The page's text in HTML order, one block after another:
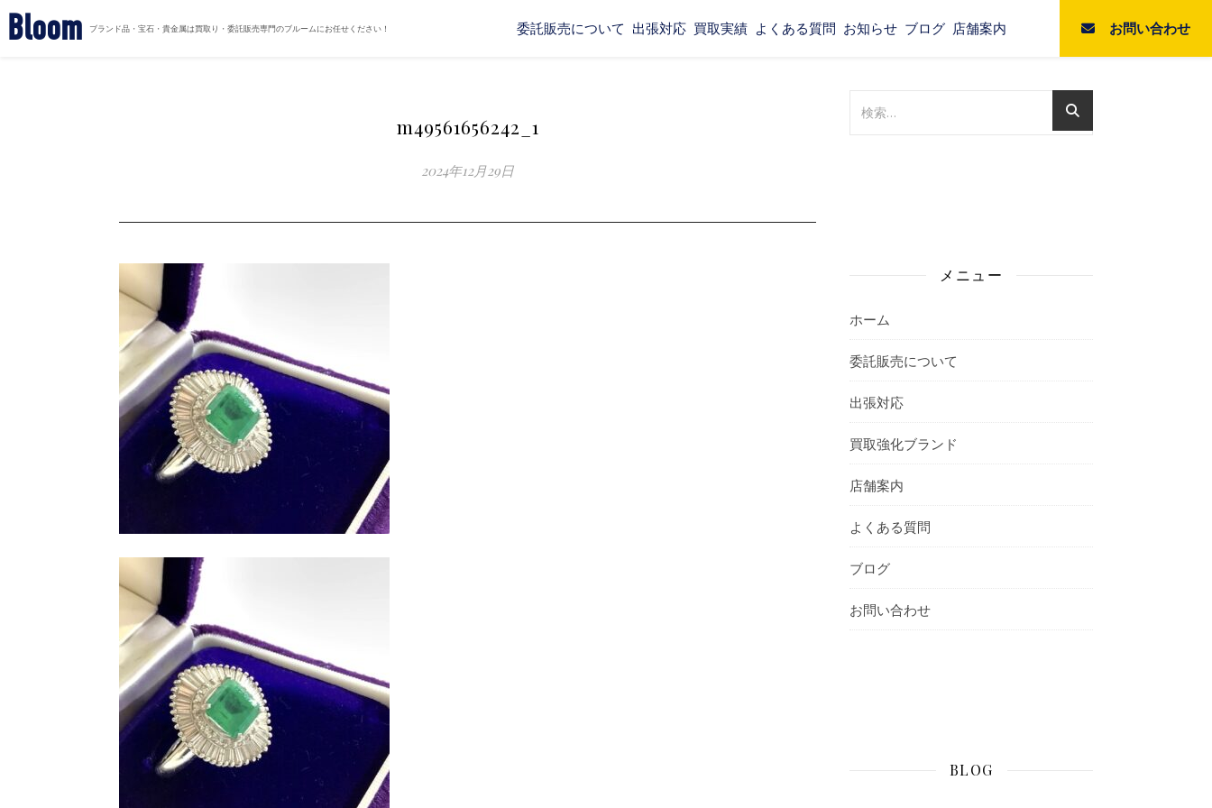
Bloom ブランド品・宝石・貴金属は買取り・委託販売専門のブルームにお任せください！ 委託販売について 出張対応 買取実績 よくある質問 お知らせ ブログ 店舗案内 お問い合わせ
m49561656242_1
2024年12月29日
メニュー
ホーム
委託販売について
出張対応
買取強化ブランド
店舗案内
よくある質問
ブログ
お問い合わせ
BLOG